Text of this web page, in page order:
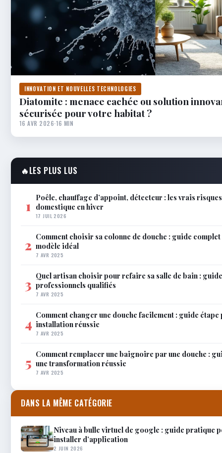
INNOVATION ET NOUVELLES TECHNOLOGIES
Diatomite : menace cachée ou solution
sécurisée pour votre habitat ?
16 AVR 2026·16 MIN
🔥LES PLUS LUS
1 Poêle, chauffage d’appoint, détecteur : les vrais
domestique en hiver
17 JUIL 2026
2 Comment choisir sa colonne de douche : guide
modèle idéal
7 AVR 2025
3 Quel artisan choisir pour refaire sa salle de bain :
professionnels qualifiés
7 AVR 2025
4 Comment changer une douche facilement : guide
installation réussie
7 AVR 2025
5 Comment remplacer une baignoire par une douche :
une transformation réussie
7 AVR 2025
DANS LA MÊME CATÉGORIE
Niveau à bulle virtuel de google : guide pratique
installer d’application
2 JUIN 2026